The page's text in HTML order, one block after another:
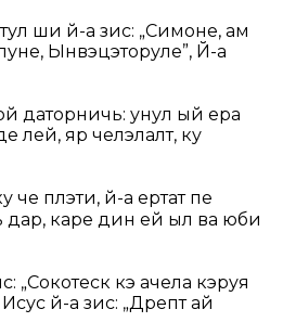
ши й-а зис: „Симоне, ам
Ынвэцэторуле”, Й-а
даторничь: унул ый ера
лей, яр челэлалт, ку
че плэти, й-а ертат пе
каре дин ей ыл ва юби
„Сокотеск кэ ачела кэруя
й-а зис: „Дрепт ай